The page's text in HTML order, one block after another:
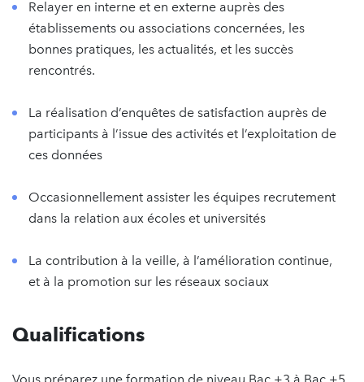
Relayer en interne et en externe auprès des
établissements ou associations concernées, les
bonnes pratiques, les actualités, et les succès
rencontrés.
La réalisation d’enquêtes de satisfaction auprès de
participants à l’issue des activités et l’exploitation de
ces données
Occasionnellement assister les équipes recrutement
dans la relation aux écoles et universités
La contribution à la veille, à l’amélioration continue,
et à la promotion sur les réseaux sociaux
Qualifications